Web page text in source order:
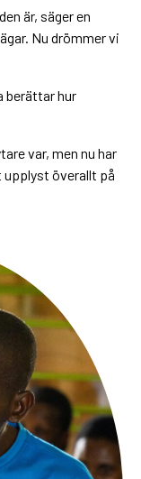
är, säger en
Nu drömmer vi
berättar hur
var, men nu har
upplyst överallt på